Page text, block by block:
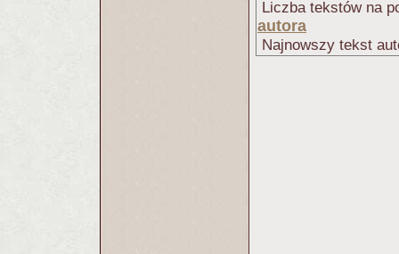
Liczba tekstów na
autora
Najnowszy tekst